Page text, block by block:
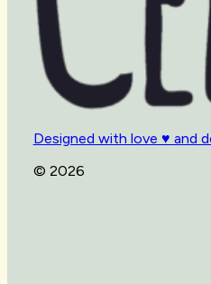
Designed with love ♥ and
© 2026